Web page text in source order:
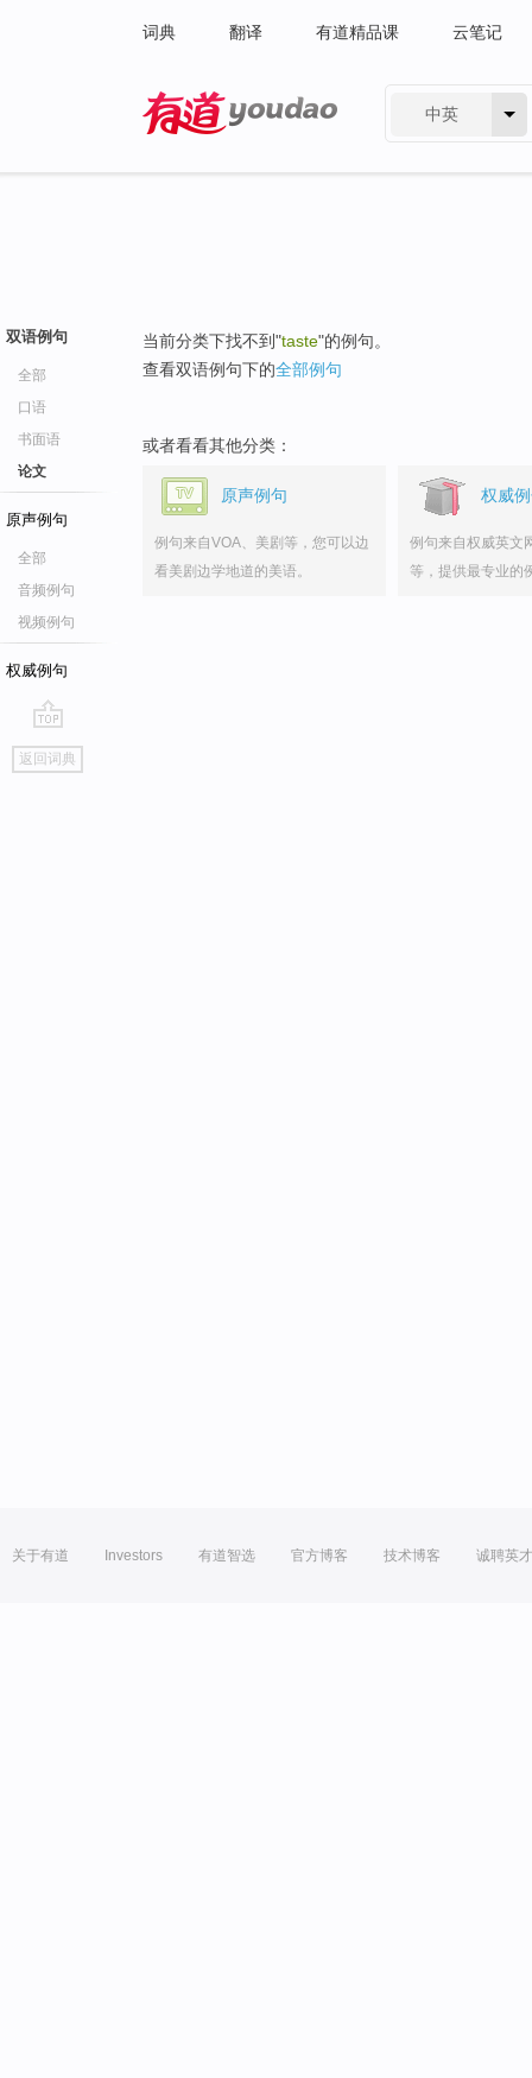
词典 翻译 有道精品课 云笔记
中英
双语例句
全部
口语
书面语
论文
原声例句
全部
音频例句
视频例句
权威例句
go
top
返回词典
当前分类下找不到"taste"的例句。
查看双语例句下的全部例句
或者看看其他分类：
原声例句
例句来自VOA、美剧等，您可以边
看美剧边学地道的美语。
权威
例句来自权威英文
等，提供最专业的
关于有道 Investors 有道智选 官方博客 技术博客 诚聘英才